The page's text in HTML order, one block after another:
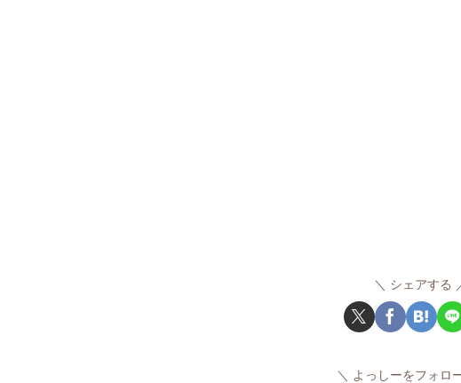
シェアする
よっしーをフォロ